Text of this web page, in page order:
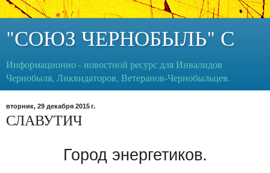
"СОЮЗ ЧЕРНОБЫЛЬ" С
Информационно - новостной ресурс для Инвалидов
Чернобыля, Ликвидаторов, Ветеранов-Чернобыльцев.
вторник, 29 декабря 2015 г.
СЛАВУТИЧ
Город энергетиков.